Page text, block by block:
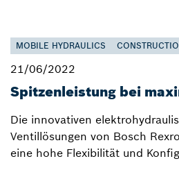
MOBILE HYDRAULICS
21/06/2022
Spitzenleistung bei
Die innovativen
Ventillösungen von Bosch
eine hohe Flexibilität und